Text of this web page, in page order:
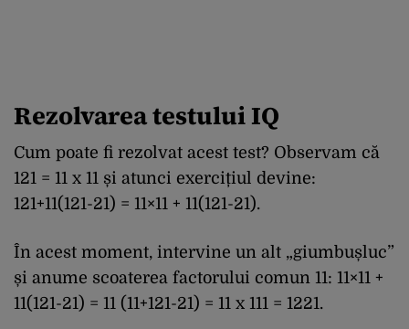
Rezolvarea testului IQ
Cum poate fi rezolvat acest test? Observam că
121 = 11 x 11 și atunci exercițiul devine:
121+11(121-21) = 11×11 + 11(121-21).
În acest moment, intervine un alt „giumbușluc”
și anume scoaterea factorului comun 11: 11×11 +
11(121-21) = 11 (11+121-21) = 11 x 111 = 1221.